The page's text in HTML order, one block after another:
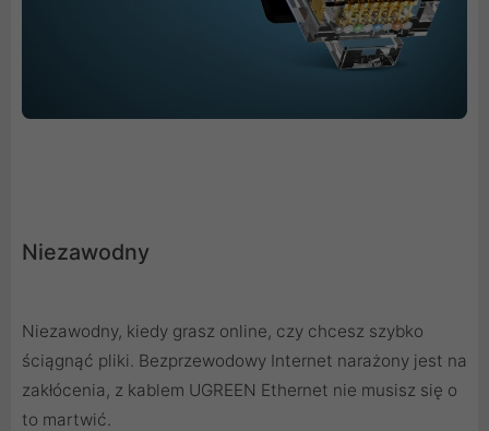
Niezawodny
Niezawodny, kiedy grasz online, czy chcesz szybko
ściągnąć pliki. Bezprzewodowy Internet narażony jest na
zakłócenia, z kablem UGREEN Ethernet nie musisz się o
to martwić.